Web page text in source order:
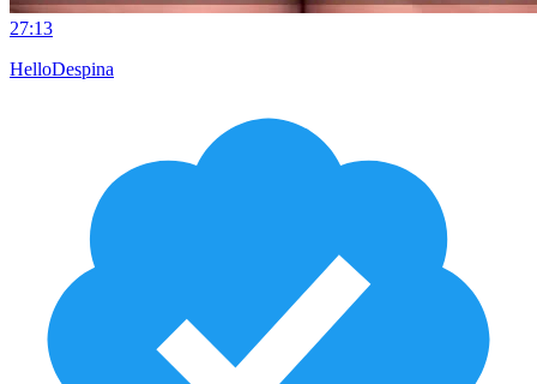
27:13
HelloDespina